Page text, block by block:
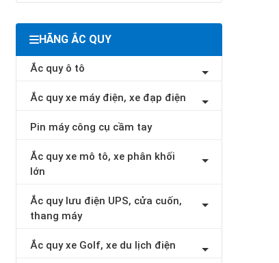
HÃNG ẮC QUY
Ắc quy ô tô
Ắc quy xe máy điện, xe đạp điện
Pin máy công cụ cầm tay
Ắc quy xe mô tô, xe phân khối
lớn
Ắc quy lưu điện UPS, cửa cuốn,
thang máy
Ắc quy xe Golf, xe du lịch điện